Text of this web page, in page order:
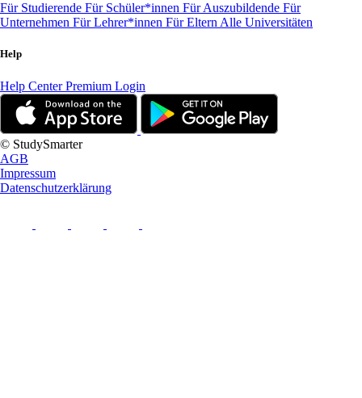
Für Studierende Für Schüler*innen Für Auszubildende Für
Unternehmen Für Lehrer*innen Für Eltern Alle Universitäten
Help
Help CenterPremium Login
© StudySmarter
AGB
Impressum
Datenschutzerklärung